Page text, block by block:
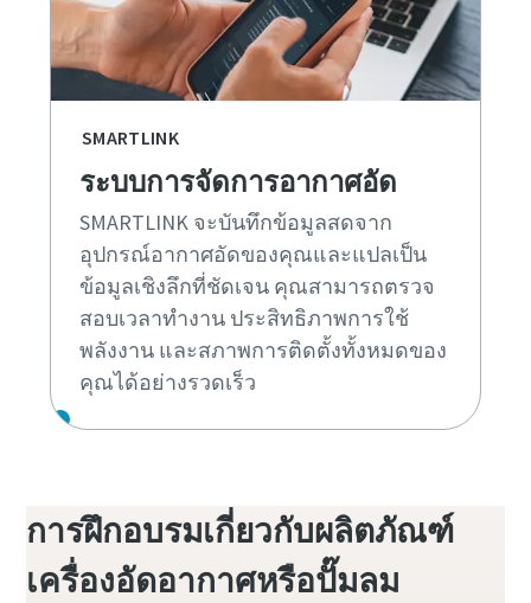
SMARTLINK
ระบบการจัดการอากาศอัด
SMARTLINK จะบันทึกข้อมูลสดจาก
อุปกรณ์อากาศอัดของคุณและแปลเป็น
ข้อมูลเชิงลึกที่ชัดเจน คุณสามารถตรวจ
สอบเวลาทํางาน ประสิทธิภาพการใช้
พลังงาน และสภาพการติดตั้งทั้งหมดของ
คุณได้อย่างรวดเร็ว
การฝึกอบรมเกี่ยวกับผลิตภัณฑ์
เครื่องอัดอากาศหรือปั๊มลม